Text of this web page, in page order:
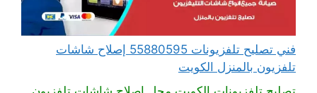
فني تصليح تلفزيونات 55880595 إصلاح شاشات
تلفزيون بالمنزل الكويت